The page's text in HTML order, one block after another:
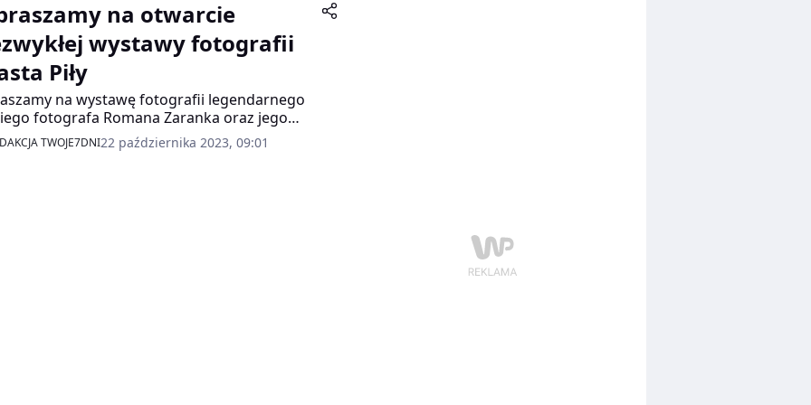
na otwarcie
wystawy fotografii
Piły
na wystawę fotografii legendarnego
fotografa Romana Zaranka oraz jego
Zaranka. Na wystawie w pilskim
znajdzie się ponad 300 fotografii.
TWOJE7DNI22 października 2023, 09:01